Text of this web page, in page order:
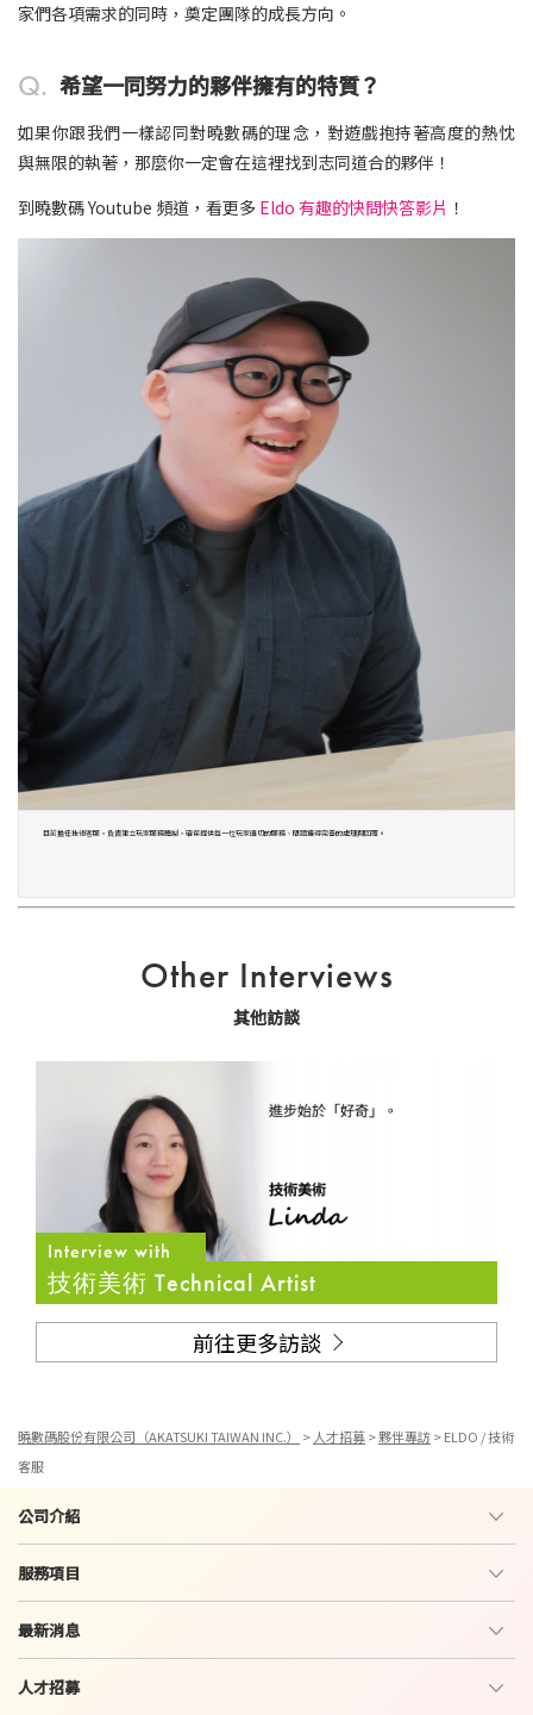
家們各項需求的同時，奠定團隊的成長方向。
Q. 希望一同努力的夥伴擁有的特質？
如果你跟我們一樣認同對曉數碼的理念，對遊戲抱持著高度的熱忱
與無限的執著，那麼你一定會在這裡找到志同道合的夥伴！
到曉數碼 Youtube 頻道，看更多 Eldo 有趣的快問快答影片 ！​​
目前擔任技術客服，負責建立玩家服務體制，確保提供每一位玩家適切的服務、問題獲得完善的處理與回覆。
Other Interviews
其他訪談
Interview with
技術美術 Technical Artist
前往更多訪談
曉數碼股份有限公司（AKATSUKI TAIWAN INC.） > 人才招募>夥伴專訪>ELDO / 技術
客服
公司介紹
服務項目
最新消息
人才招募